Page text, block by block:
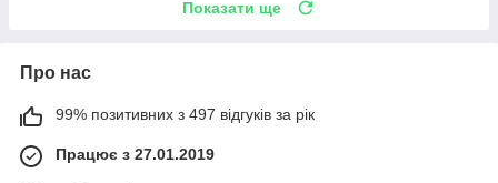
Показати ще
Про нас
99% позитивних з 497 відгуків за рік
Працює з 27.01.2019